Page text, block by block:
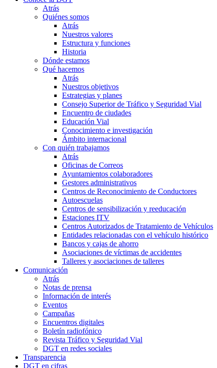
Atrás
Quiénes somos
Atrás
Nuestros valores
Estructura y funciones
Historia
Dónde estamos
Qué hacemos
Atrás
Nuestros objetivos
Estrategias y planes
Consejo Superior de Tráfico y Seguridad Vial
Encuentro de ciudades
Educación Vial
Conocimiento e investigación
Ámbito internacional
Con quién trabajamos
Atrás
Oficinas de Correos
Ayuntamientos colaboradores
Gestores administrativos
Centros de Reconocimiento de Conductores
Autoescuelas
Centros de sensibilización y reeducación
Estaciones ITV
Centros Autorizados de Tratamiento de Vehículos
Entidades relacionadas con el vehículo histórico
Bancos y cajas de ahorro
Asociaciones de víctimas de accidentes
Talleres y asociaciones de talleres
Comunicación
Atrás
Notas de prensa
Información de interés
Eventos
Campañas
Encuentros digitales
Boletín radiofónico
Revista Tráfico y Seguridad Vial
DGT en redes sociales
Transparencia
DGT en cifras